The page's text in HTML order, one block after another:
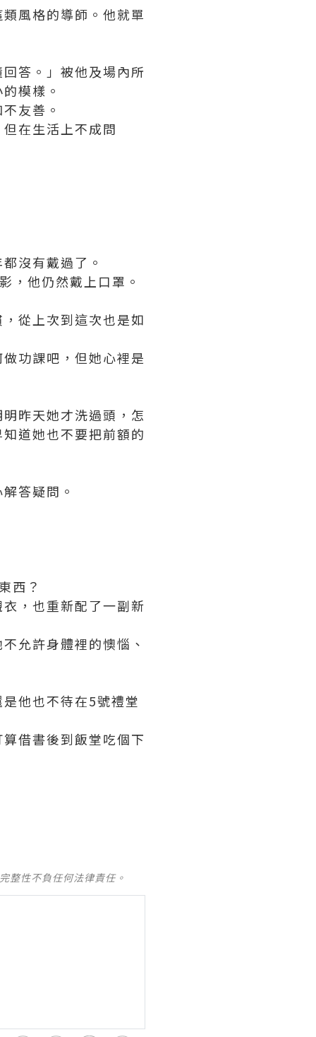
風格的導師。他就單
答。」被他及場內所
模樣。
友善。
在生活上不成問
沒有戴過了。
，他仍然戴上口罩。
從上次到這次也是如
功課吧，但她心裡是
昨天她才洗過頭，怎
道她也不要把前額的
答疑問。
西？
，也重新配了一副新
允許身體裡的懊惱、
他也不待在5號禮堂
借書後到飯堂吃個下
整性不負任何法律責任。